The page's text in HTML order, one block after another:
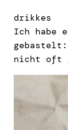
drikkes
Ich habe
nicht oft